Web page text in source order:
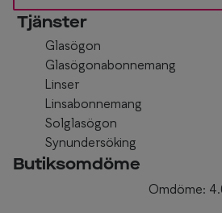
Tjänster
Glasögon
Glasögonabonnemang
Linser
Linsabonnemang
Solglasögon
Synundersöking
Butiksomdöme
Omdöme: